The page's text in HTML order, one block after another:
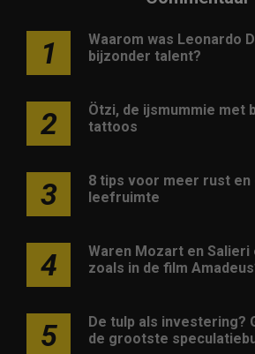
1
Waarom was Leonardo
bijzonder talent?
2
Ötzi, de ijsmummie met
tattoos
3
8 tips voor meer rust en
leefruimte
4
Waren Mozart en Salieri
zoals in de film
5
De tulp als investering?
de grootste